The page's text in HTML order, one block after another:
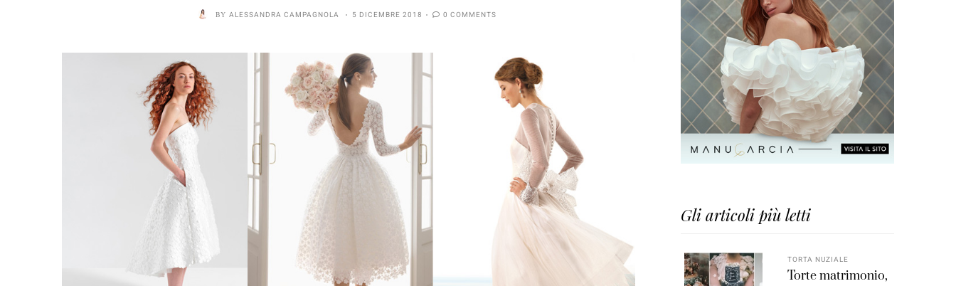
BY ALESSANDRA CAMPAGNOLA 5 DICEMBRE 2018 0 COMMENTS
Gli articoli più letti
TORTA NUZIALE
Torte matrimonio,